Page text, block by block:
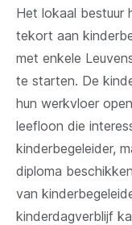
Het lokaal bestuur
tekort aan
met enkele
te starten. De
hun werkvloer
leefloon die
kinderbegeleider,
diploma
van
kinderdagverblijf